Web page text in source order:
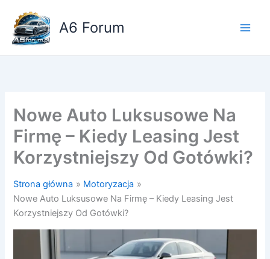
treści
A6 Forum
Nowe Auto Luksusowe Na
Firmę – Kiedy Leasing Jest
Korzystniejszy Od Gotówki?
Strona główna
Motoryzacja
Nowe Auto Luksusowe Na Firmę – Kiedy Leasing Jest
Korzystniejszy Od Gotówki?